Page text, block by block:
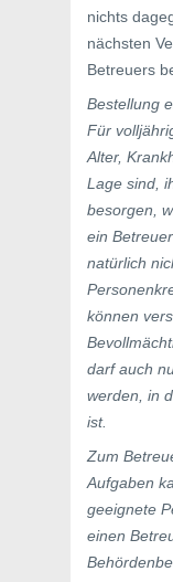
nichts
nächsten
Betreuers
Bestellung
Für
Alter,
Lage sind,
besorgen,
ein
natürlich
können
darf auch
werden, in
ist.
Zum
Aufgaben
geeignete
einen